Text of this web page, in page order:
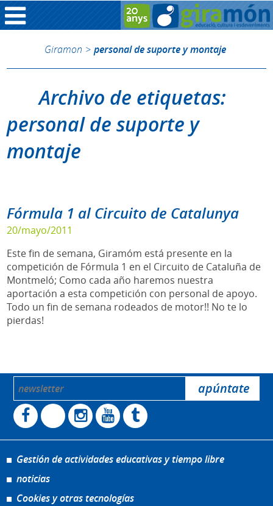
Giramon > personal de suporte y montaje
Archivo de etiquetas:
personal de suporte y
montaje
Fórmula 1 al Circuito de Catalunya
20/mayo/2011
Este fin de semana, Giramóm está presente en la
competición de Fórmula 1 en el Circuito de Cataluña de
Montmeló; Como cada año haremos nuestra
aportación a esta competición con personal de apoyo.
Todo un fin de semana rodeados de motor!! No te lo
pierdas!
Gestión de actividades educativas y tiempo libre
noticias
Cookies y otras tecnologías